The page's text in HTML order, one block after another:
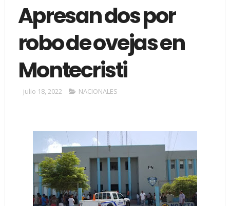
Apresan dos por
robo de ovejas en
Montecristi
julio 18, 2022 NACIONALES